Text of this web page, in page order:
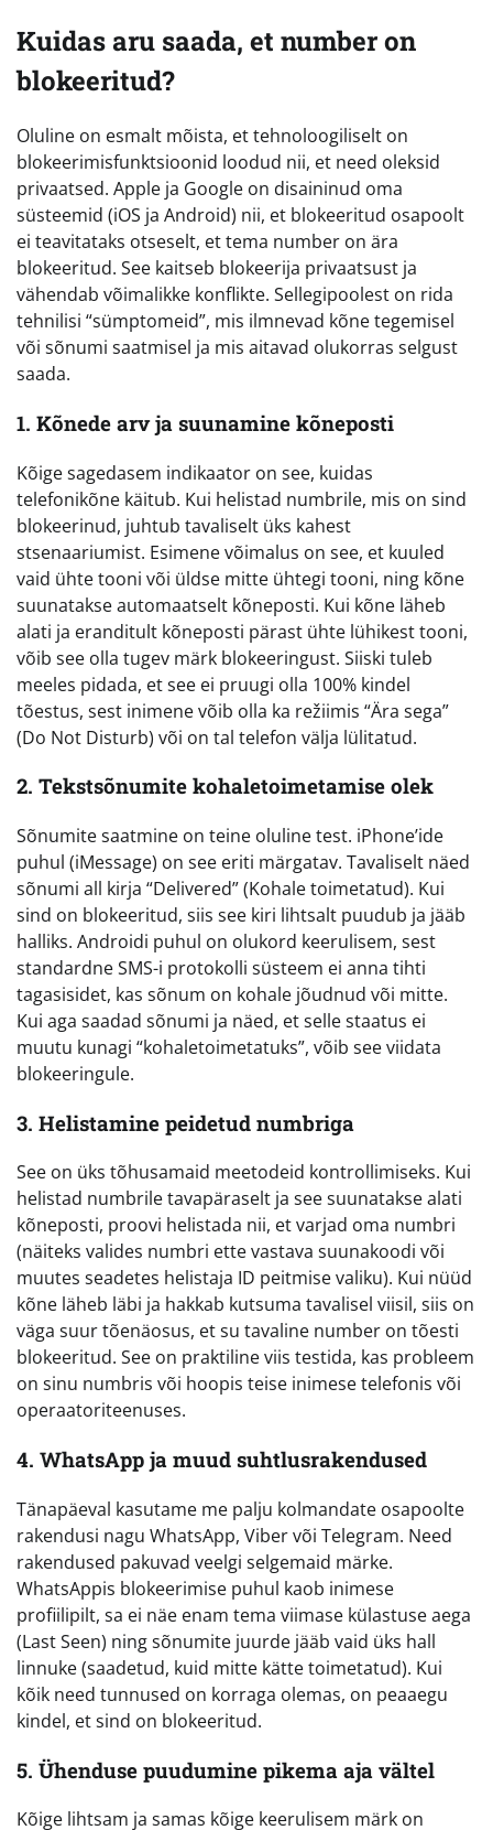
Kuidas aru saada, et number on
blokeeritud?
Oluline on esmalt mõista, et tehnoloogiliselt on
blokeerimisfunktsioonid loodud nii, et need oleksid
privaatsed. Apple ja Google on disaininud oma
süsteemid (iOS ja Android) nii, et blokeeritud osapoolt
ei teavitataks otseselt, et tema number on ära
blokeeritud. See kaitseb blokeerija privaatsust ja
vähendab võimalikke konflikte. Sellegipoolest on rida
tehnilisi “sümptomeid”, mis ilmnevad kõne tegemisel
või sõnumi saatmisel ja mis aitavad olukorras selgust
saada.
1. Kõnede arv ja suunamine kõneposti
Kõige sagedasem indikaator on see, kuidas
telefonikõne käitub. Kui helistad numbrile, mis on sind
blokeerinud, juhtub tavaliselt üks kahest
stsenaariumist. Esimene võimalus on see, et kuuled
vaid ühte tooni või üldse mitte ühtegi tooni, ning kõne
suunatakse automaatselt kõneposti. Kui kõne läheb
alati ja eranditult kõneposti pärast ühte lühikest tooni,
võib see olla tugev märk blokeeringust. Siiski tuleb
meeles pidada, et see ei pruugi olla 100% kindel
tõestus, sest inimene võib olla ka režiimis “Ära sega”
(Do Not Disturb) või on tal telefon välja lülitatud.
2. Tekstsõnumite kohaletoimetamise olek
Sõnumite saatmine on teine oluline test. iPhone’ide
puhul (iMessage) on see eriti märgatav. Tavaliselt näed
sõnumi all kirja “Delivered” (Kohale toimetatud). Kui
sind on blokeeritud, siis see kiri lihtsalt puudub ja jääb
halliks. Androidi puhul on olukord keerulisem, sest
standardne SMS-i protokolli süsteem ei anna tihti
tagasisidet, kas sõnum on kohale jõudnud või mitte.
Kui aga saadad sõnumi ja näed, et selle staatus ei
muutu kunagi “kohaletoimetatuks”, võib see viidata
blokeeringule.
3. Helistamine peidetud numbriga
See on üks tõhusamaid meetodeid kontrollimiseks. Kui
helistad numbrile tavapäraselt ja see suunatakse alati
kõneposti, proovi helistada nii, et varjad oma numbri
(näiteks valides numbri ette vastava suunakoodi või
muutes seadetes helistaja ID peitmise valiku). Kui nüüd
kõne läheb läbi ja hakkab kutsuma tavalisel viisil, siis on
väga suur tõenäosus, et su tavaline number on tõesti
blokeeritud. See on praktiline viis testida, kas probleem
on sinu numbris või hoopis teise inimese telefonis või
operaatoriteenuses.
4. WhatsApp ja muud suhtlusrakendused
Tänapäeval kasutame me palju kolmandate osapoolte
rakendusi nagu WhatsApp, Viber või Telegram. Need
rakendused pakuvad veelgi selgemaid märke.
WhatsAppis blokeerimise puhul kaob inimese
profiilipilt, sa ei näe enam tema viimase külastuse aega
(Last Seen) ning sõnumite juurde jääb vaid üks hall
linnuke (saadetud, kuid mitte kätte toimetatud). Kui
kõik need tunnused on korraga olemas, on peaaegu
kindel, et sind on blokeeritud.
5. Ühenduse puudumine pikema aja vältel
Kõige lihtsam ja samas kõige keerulisem märk on